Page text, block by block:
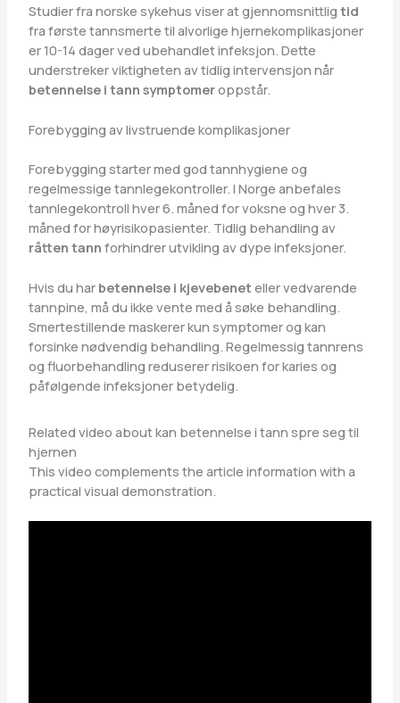
Studier fra norske sykehus viser at gjennomsnittlig tid
fra første tannsmerte til alvorlige hjernekomplikasjoner
er 10-14 dager ved ubehandlet infeksjon. Dette
understreker viktigheten av tidlig intervensjon når
betennelse i tann symptomeroppstår.
Forebygging av livstruende komplikasjoner
Forebygging starter med god tannhygiene og
regelmessige tannlegekontroller. I Norge anbefales
tannlegekontroll hver 6. måned for voksne og hver 3.
måned for høyrisikopasienter. Tidlig behandling av
råtten tann forhindrer utvikling av dype infeksjoner.
Hvis du har betennelse i kjevebenet eller vedvarende
tannpine, må du ikke vente med å søke behandling.
Smertestillende maskerer kun symptomer og kan
forsinke nødvendig behandling. Regelmessig tannrens
og fluorbehandling reduserer risikoen for karies og
påfølgende infeksjoner betydelig.
Related video about kan betennelse i tann spre seg til
hjernen
This video complements the article information with a
practical visual demonstration.